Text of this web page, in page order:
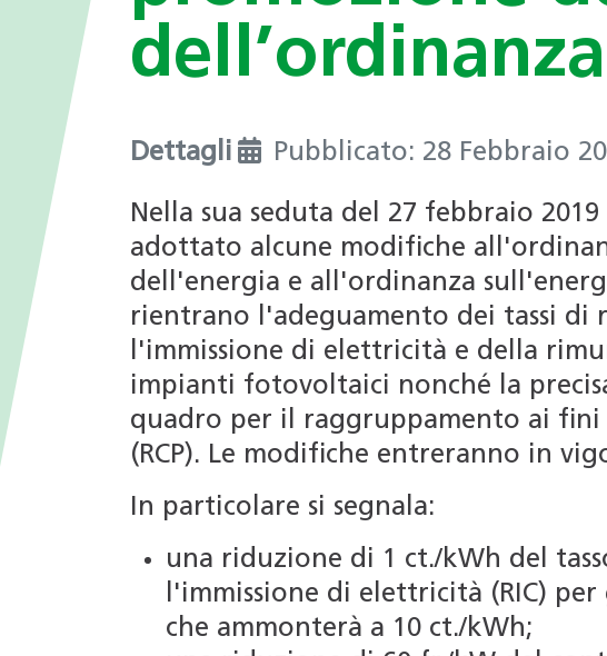
I valori
Opportunità di impiego
Archivio Newsletter
dai
nei Comuni
Deduzioni fiscali in ambito
Giochi tematici
Dettagli Pubblicato: 28 Febbraio
Nella sua seduta del 27 febbraio
adottato alcune modifiche
dell'energia e all'ordinanza
rientrano l'adeguamento dei tassi di
l'immissione di elettricità e della
impianti fotovoltaici nonché la
quadro per il raggruppamento ai fini
(RCP). Le modifiche entreranno in
In particolare si segnala:
una riduzione di 1 ct./kWh del
l'immissione di elettricità (RIC)
che ammonterà a 10 ct./kWh;